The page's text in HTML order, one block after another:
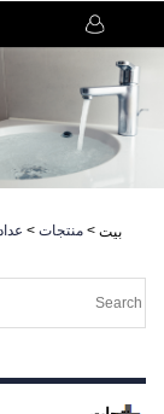
بيت > منتجات >